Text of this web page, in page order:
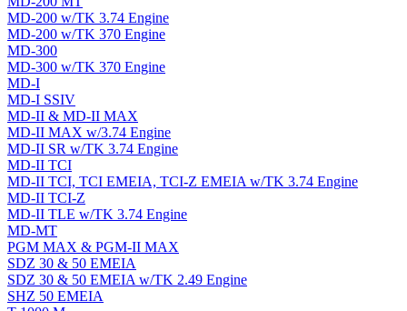
MD-200 w/TK 3.74 Engine
MD-200 w/TK 370 Engine
MD-300
MD-300 w/TK 370 Engine
MD-I
MD-I SSIV
MD-II & MD-II MAX
MD-II MAX w/3.74 Engine
MD-II SR w/TK 3.74 Engine
MD-II TCI
MD-II TCI, TCI EMEIA, TCI-Z EMEIA w/TK 3.74 Engine
MD-II TCI-Z
MD-II TLE w/TK 3.74 Engine
MD-MT
PGM MAX & PGM-II MAX
SDZ 30 & 50 EMEIA
SDZ 30 & 50 EMEIA w/TK 2.49 Engine
SHZ 50 EMEIA